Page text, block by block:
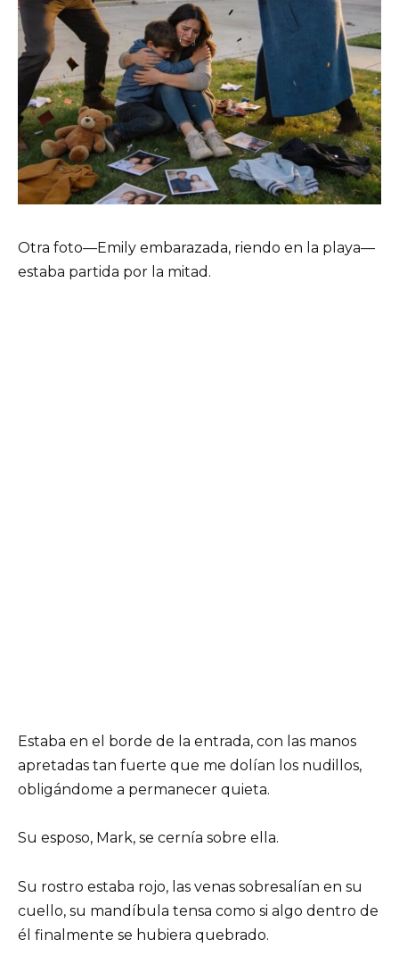
Otra foto—Emily embarazada, riendo en la playa—
estaba partida por la mitad.
Estaba en el borde de la entrada, con las manos
apretadas tan fuerte que me dolían los nudillos,
obligándome a permanecer quieta.
Su esposo, Mark, se cernía sobre ella.
Su rostro estaba rojo, las venas sobresalían en su
cuello, su mandíbula tensa como si algo dentro de
él finalmente se hubiera quebrado.